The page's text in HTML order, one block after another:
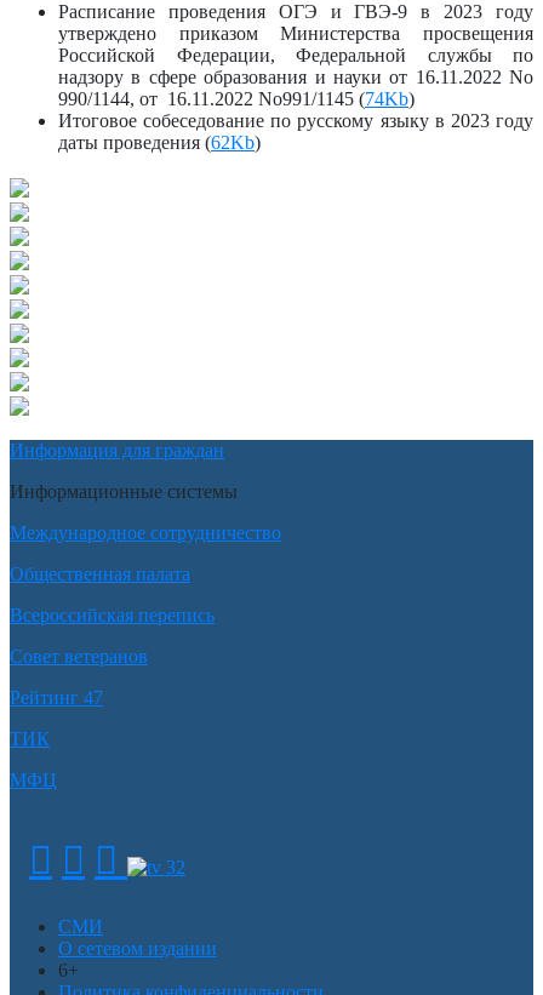
Расписание проведения ОГЭ и ГВЭ-9 в 2023 году
утверждено приказом Министерства просвещения
Российской Федерации, Федеральной службы по
надзору в сфере образования и науки от 16.11.2022 No
990/1144, от 16.11.2022 No991/1145 (74Kb)
Итоговое собеседование по русскому языку в 2023 году
даты проведения (62Kb)
Информация для граждан
Информационные системы
Международное сотрудничество
Общественная палата
Всероссийская перепись
Совет ветеранов
Рейтинг 47
ТИК
МФЦ
СМИ
О сетевом издании
6+